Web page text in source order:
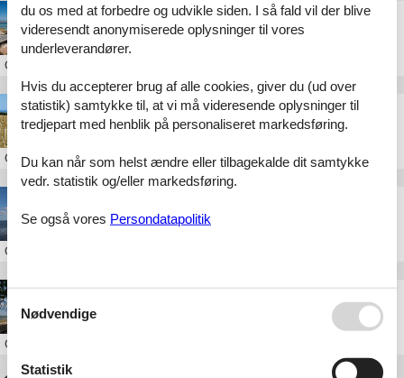
Sommerhus i Fynshav
Om
Sommerhus i Ertebjerg Hav
OmErtebjerg Hav
Om
Om
du os med at forbedre og udvikle siden. I så fald vil der blive
videresendt anonymiserede oplysninger til vores
underleverandører.
Hvis du accepterer brug af alle cookies, giver du (ud over
statistik) samtykke til, at vi må videresende oplysninger til
tredjepart med henblik på personaliseret markedsføring.
Du kan når som helst ændre eller tilbagekalde dit samtykke
vedr. statistik og/eller markedsføring.
Se også vores Persondatapolitik
Nødvendige
Statistik